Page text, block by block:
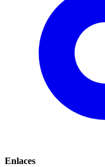
Enlaces